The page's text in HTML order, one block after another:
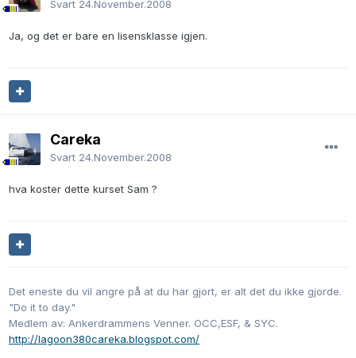
Svart 24.November.2008
Ja, og det er bare en lisensklasse igjen.
Careka
Svart 24.November.2008
hva koster dette kurset Sam ?
Det eneste du vil angre på at du har gjort, er alt det du ikke gjorde.
"Do it to day."
Medlem av: Ankerdrammens Venner. OCC,ESF, & SYC.
http://lagoon380careka.blogspot.com/